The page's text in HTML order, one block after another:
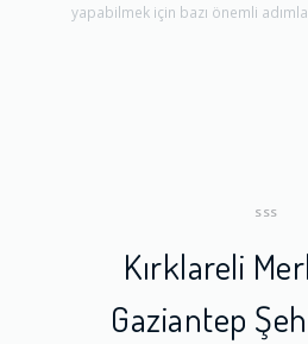
yapabilmek için bazı önemli
SSS
Kırklareli
Gaziantep